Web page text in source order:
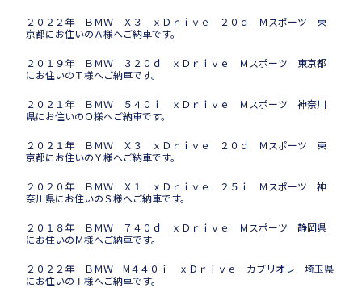
２０２２年 ＢＭＷ Ｘ３ ｘＤｒｉｖｅ ２０ｄ Ｍスポーツ 東
京都にお住いのＡ様へご納車です。
２０１９年 ＢＭＷ ３２０ｄ ｘＤｒｉｖｅ Ｍスポーツ 東京都
にお住いのＴ様へご納車です。
２０２１年 ＢＭＷ ５４０ｉ ｘＤｒｉｖｅ Ｍスポーツ 神奈川
県にお住いのＯ様へご納車です。
２０２１年 ＢＭＷ Ｘ３ ｘＤｒｉｖｅ ２０ｄ Ｍスポーツ 東
京都にお住いのＹ様へご納車です。
２０２０年 ＢＭＷ Ｘ１ ｘＤｒｉｖｅ ２５ｉ Ｍスポーツ 神
奈川県にお住いのＳ様へご納車です。
２０１８年 ＢＭＷ ７４０ｄ ｘＤｒｉｖｅ Ｍスポーツ 静岡県
にお住いのＭ様へご納車です。
２０２２年 ＢＭＷ M４４０ｉ ｘＤｒｉｖｅ カブリオレ 埼玉県
にお住いのＴ様へご納車です。